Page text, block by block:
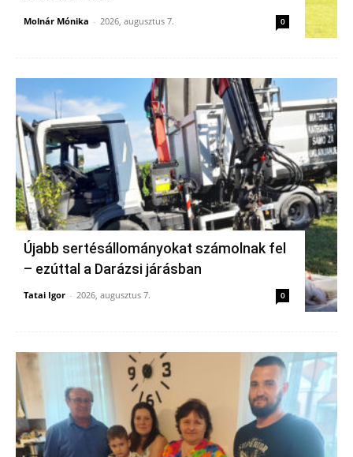
Molnár Mónika - 2026, augusztus 7. 0
Újabb sertésállományokat számolnak fel
– ezúttal a Darázsi járásban
Tatai Igor - 2026, augusztus 7. 0